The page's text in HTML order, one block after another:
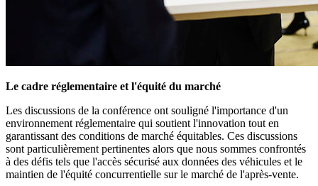
Le cadre réglementaire et l'équité du marché
Les discussions de la conférence ont souligné l'importance d'un
environnement réglementaire qui soutient l'innovation tout en
garantissant des conditions de marché équitables. Ces discussions
sont particulièrement pertinentes alors que nous sommes confrontés
à des défis tels que l'accès sécurisé aux données des véhicules et le
maintien de l'équité concurrentielle sur le marché de l'après-vente.